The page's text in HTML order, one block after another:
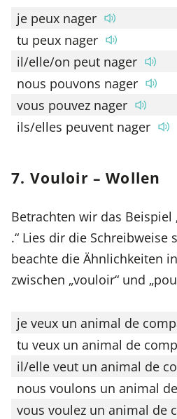
je peux nager
tu peux nager
il/elle/on peut nager
nous pouvons nager
vous pouvez nager
ils/elles peuvent nager
7. Vouloir – Wollen
Betrachten wir das
.“ Lies dir die
beachte die Ähnlichkeiten
zwischen „vouloir“ und
je veux un animal de
tu veux un animal de
il/elle veut un animal de
nous voulons un animal
vous voulez un animal de